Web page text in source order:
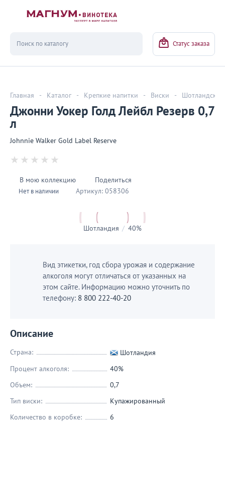
Статус заказа
Главная - Каталог - Крепкие напитки - Виски - Шотландский
Джонни Уокер Голд Лейбл Резерв 0,7
л
Johnnie Walker Gold Label Reserve
В мою коллекцию Поделиться
Нет в наличии Артикул: 058306
Шотландия / 40%
Вид этикетки, год сбора урожая и содержание
алкоголя могут отличаться от указанных на
этом сайте. Информацию можно уточнить по
телефону: 8 800 222-40-20
Описание
Страна:
Шотландия
Процент алкоголя:
40%
Объем:
0,7
Тип виски:
Купажированный
Количество в коробке:
6